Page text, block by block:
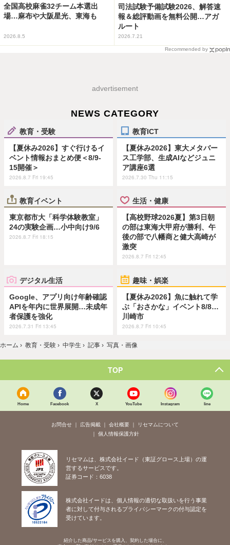
全国高校麻雀32チーム本選出
場…麻布や大阪星光、東海も
2026.8.5
司法試験予備試験2026、解答速
報＆総評動画を無料公開…アガ
ルート
2026.7.21
Recommended by
advertisement
NEWS CATEGORY
教育・受験
【夏休み2026】すぐ行けるイ
ベント情報おまとめ便＜8/9-
15開催＞
2026.8.7 Fri 19:45
教育ICT
【夏休み2026】東大メタバー
ス工学部、生成AIなどジュニ
ア講座6選
2026.7.30 Thu 11:15
教育イベント
東京都市大「科学体験教室」
24の実験企画…小中向け9/6
2026.8.7 Fri 18:15
生活・健康
【高校野球2026夏】第3日朝
の部は東海大甲府が勝利、午
後の部で八幡商と健大高崎が
激突
2026.8.7 Fri 12:45
デジタル生活
Google、アプリ向け年齢確認
APIを年内に世界展開…未成年
者保護を強化
2026.7.31 Fri 13:45
趣味・娯楽
【夏休み2026】魚に触れて学
ぶ「おさかな」イベント8/8…
川崎市
2026.8.7 Fri 10:45
ホーム › 教育・受験 › 中学生 › 記事 › 写真・画像
TOP
Home Facebook X YouTube Instagram line
お問合せ 広告掲載 会社概要
リセマムについて
個人情報保護方針
リセマムは、株式会社イード（東証グロース上場）の運
営するサービスです。
証券コード：6038
株式会社イードは、個人情報の適切な取扱いを行う事業
者に対して付与されるプライバシーマークの付与認定を
受けています。
紹介した商品/サービスを購入、契約した場合に、